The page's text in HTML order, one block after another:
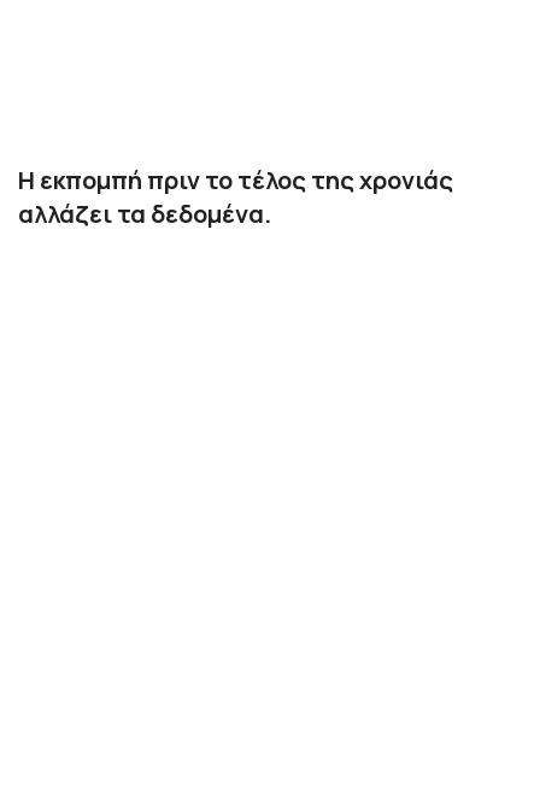
Η εκπομπή πριν το τέλος της χρονιάς
αλλάζει τα δεδομένα.